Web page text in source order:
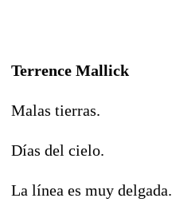
Terrence Mallick
Malas tierras.
Días del cielo.
La línea es muy delgada.